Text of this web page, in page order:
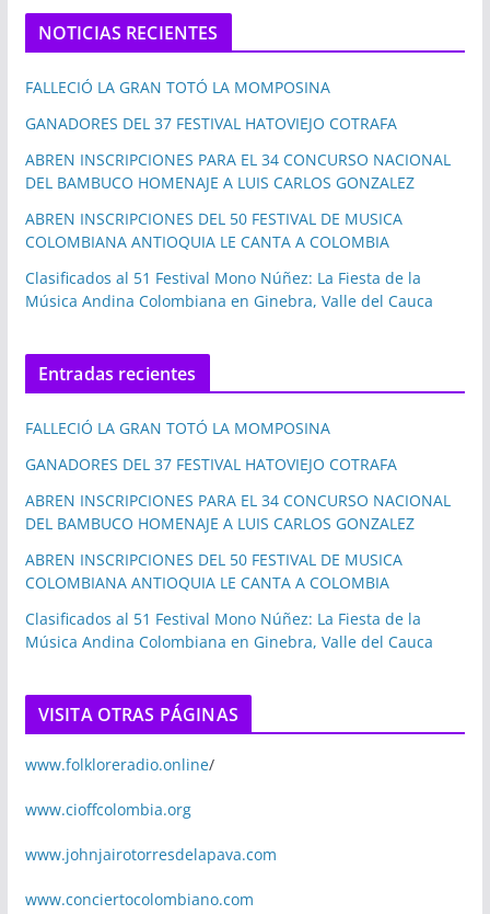
NOTICIAS RECIENTES
FALLECIÓ LA GRAN TOTÓ LA MOMPOSINA
GANADORES DEL 37 FESTIVAL HATOVIEJO COTRAFA
ABREN INSCRIPCIONES PARA EL 34 CONCURSO NACIONAL
DEL BAMBUCO HOMENAJE A LUIS CARLOS GONZALEZ
ABREN INSCRIPCIONES DEL 50 FESTIVAL DE MUSICA
COLOMBIANA ANTIOQUIA LE CANTA A COLOMBIA
Clasificados al 51 Festival Mono Núñez: La Fiesta de la
Música Andina Colombiana en Ginebra, Valle del Cauca
Entradas recientes
FALLECIÓ LA GRAN TOTÓ LA MOMPOSINA
GANADORES DEL 37 FESTIVAL HATOVIEJO COTRAFA
ABREN INSCRIPCIONES PARA EL 34 CONCURSO NACIONAL
DEL BAMBUCO HOMENAJE A LUIS CARLOS GONZALEZ
ABREN INSCRIPCIONES DEL 50 FESTIVAL DE MUSICA
COLOMBIANA ANTIOQUIA LE CANTA A COLOMBIA
Clasificados al 51 Festival Mono Núñez: La Fiesta de la
Música Andina Colombiana en Ginebra, Valle del Cauca
VISITA OTRAS PÁGINAS
www.folkloreradio.online/
www.cioffcolombia.org
www.johnjairotorresdelapava.com
www.conciertocolombiano.com